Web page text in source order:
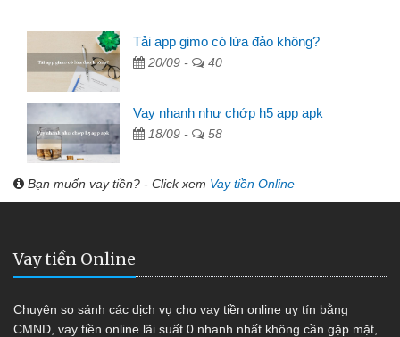
Tải app gimo có lừa đảo không?
20/09 - 40
Vay nhanh như chớp h5 app apk
18/09 - 58
Bạn muốn vay tiền? - Click xem Vay tiền Online
Vay tiền Online
Chuyên so sánh các dịch vụ cho vay tiền online uy tín bằng
CMND, vay tiền online lãi suất 0 nhanh nhất không cần gặp mặt,